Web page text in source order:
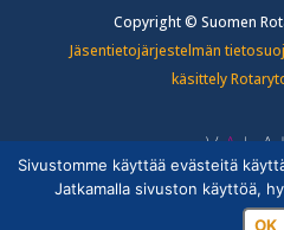
Copyright © Suomen
Jäsentietojärjestelmän
käsittely
Sivustomme käyttää evästeitä
Jatkamalla sivuston käyttöä,
OK